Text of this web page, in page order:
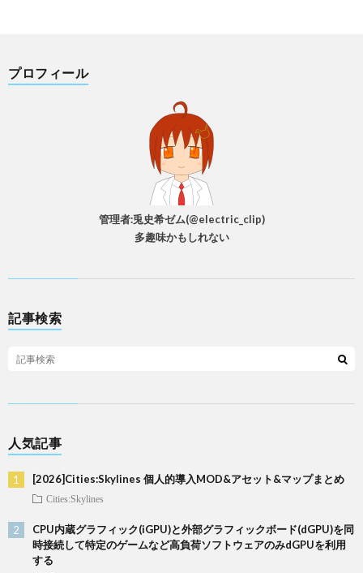
プロフィール
管理者:兎史希ゼム(@electric_clip)
多趣味かもしれない
記事検索
人気記事
[2026]Cities:Skylines 個人的導入MOD&アセット&マップまとめ
Cities:Skylines
CPU内蔵グラフィック(iGPU)と外部グラフィックボード(dGPU)を同
時接続して特定のゲームなど高負荷ソフトウェアのみdGPUを利用
する